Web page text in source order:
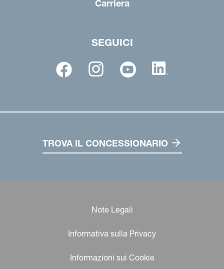
Carriera
SEGUICI
TROVA IL CONCESSIONARIO
Note Legali
Informativa sulla Privacy
Informazioni sui Cookie